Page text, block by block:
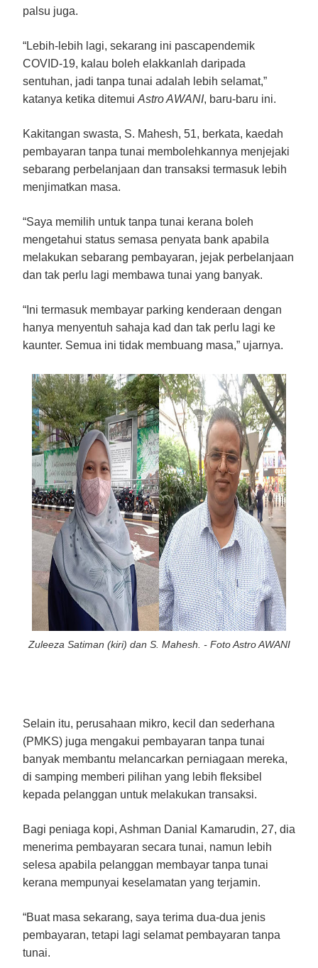
palsu juga.
“Lebih-lebih lagi, sekarang ini pascapendemik
COVID-19, kalau boleh elakkanlah daripada
sentuhan, jadi tanpa tunai adalah lebih selamat,”
katanya ketika ditemui Astro AWANI, baru-baru ini.
Kakitangan swasta, S. Mahesh, 51, berkata, kaedah
pembayaran tanpa tunai membolehkannya menjejaki
sebarang perbelanjaan dan transaksi termasuk lebih
menjimatkan masa.
“Saya memilih untuk tanpa tunai kerana boleh
mengetahui status semasa penyata bank apabila
melakukan sebarang pembayaran, jejak perbelanjaan
dan tak perlu lagi membawa tunai yang banyak.
“Ini termasuk membayar parking kenderaan dengan
hanya menyentuh sahaja kad dan tak perlu lagi ke
kaunter. Semua ini tidak membuang masa,” ujarnya.
Zuleeza Satiman (kiri) dan S. Mahesh. - Foto Astro AWANI
Selain itu, perusahaan mikro, kecil dan sederhana
(PMKS) juga mengakui pembayaran tanpa tunai
banyak membantu melancarkan perniagaan mereka,
di samping memberi pilihan yang lebih fleksibel
kepada pelanggan untuk melakukan transaksi.
Bagi peniaga kopi, Ashman Danial Kamarudin, 27, dia
menerima pembayaran secara tunai, namun lebih
selesa apabila pelanggan membayar tanpa tunai
kerana mempunyai keselamatan yang terjamin.
“Buat masa sekarang, saya terima dua-dua jenis
pembayaran, tetapi lagi selamat pembayaran tanpa
tunai.